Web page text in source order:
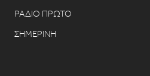
ΡΑΔΙΟ ΠΡΩΤΟ
ΣΗΜΕΡΙΝΗ